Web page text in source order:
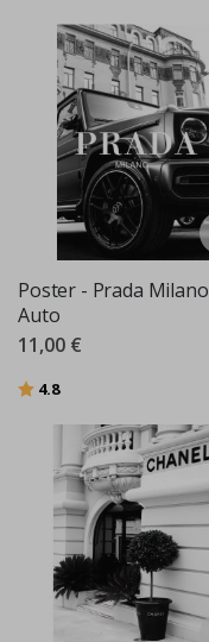
Poster - Prada Milano
Auto
11,00 €
Bewertung:
4.8von 5 Sternen